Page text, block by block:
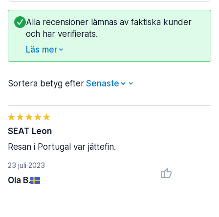
Alla recensioner lämnas av faktiska kunder
och har verifierats.
Läs mer
Sortera betyg efter
23 juli 2023
Ola B.
SEAT Leon
Resan i Portugal var jättefin.